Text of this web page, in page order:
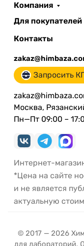
Компания
Для покупателей
Контакты
Запросить
Москва,
Пн—Пт 09:00 –
Интернет-
*Цена на сайте
и не является
актуальную
© 2017 — 2026
для лабораторий.